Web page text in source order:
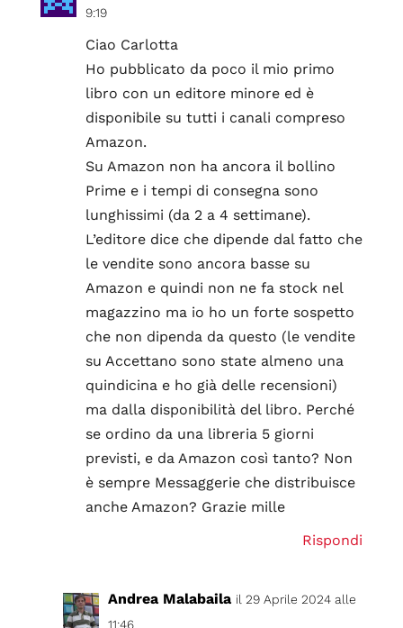
9:19
Ciao Carlotta
Ho pubblicato da poco il mio primo
libro con un editore minore ed è
disponibile su tutti i canali compreso
Amazon.
Su Amazon non ha ancora il bollino
Prime e i tempi di consegna sono
lunghissimi (da 2 a 4 settimane).
L’editore dice che dipende dal fatto che
le vendite sono ancora basse su
Amazon e quindi non ne fa stock nel
magazzino ma io ho un forte sospetto
che non dipenda da questo (le vendite
su Accettano sono state almeno una
quindicina e ho già delle recensioni)
ma dalla disponibilità del libro. Perché
se ordino da una libreria 5 giorni
previsti, e da Amazon così tanto? Non
è sempre Messaggerie che distribuisce
anche Amazon? Grazie mille
Rispondi
Andrea Malabaila il 29 Aprile 2024 alle
11:46